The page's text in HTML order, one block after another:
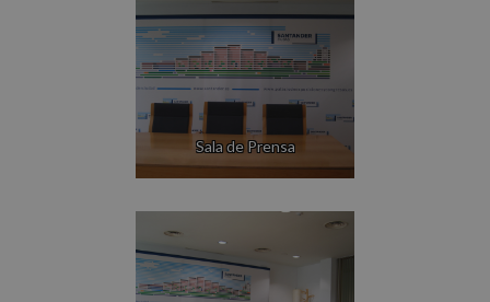
Sala de Prensa